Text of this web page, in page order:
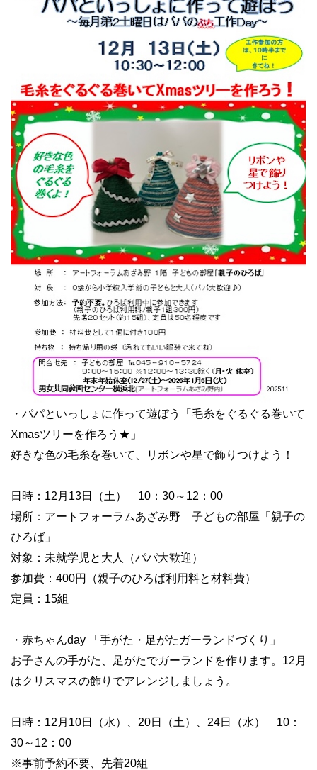
・パパといっしょに作って遊ぼう「毛糸をぐるぐる巻いて
Xmasツリーを作ろう★」
好きな色の毛糸を巻いて、リボンや星で飾りつけよう！
日時：12月13日（土） 10：30～12：00
場所：アートフォーラムあざみ野 子どもの部屋「親子の
ひろば」
対象：未就学児と大人（パパ大歓迎）
参加費：400円（親子のひろば利用料と材料費）
定員：15組
・赤ちゃんday 「手がた・足がたガーランドづくり」
お子さんの手がた、足がたでガーランドを作ります。12月
はクリスマスの飾りでアレンジしましょう。
日時：12月10日（水）、20日（土）、24日（水） 10：
30～12：00
※事前予約不要、先着20組